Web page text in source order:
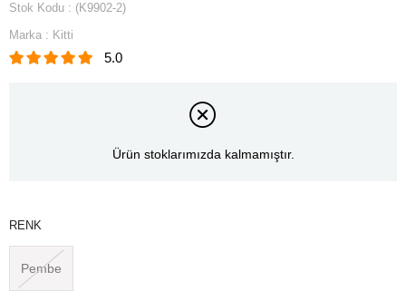
Stok Kodu
(K9902-2)
Marka : Kitti
5.0
Ürün stoklarımızda kalmamıştır.
RENK
Pembe